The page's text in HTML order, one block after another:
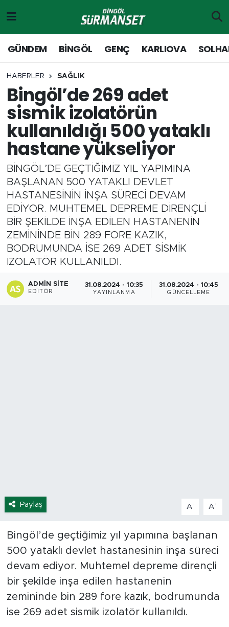
GÜNDEM BİNGÖL GENÇ KARLIOVA
HABERLER SAĞLIK
Bingöl’de 269 adet
sismik izolatörün
kullanıldığı 500 yataklı
hastane yükseliyor
BİNGÖL’DE GEÇTİĞİMİZ YIL YAPIMINA
BAŞLANAN 500 YATAKLI DEVLET
HASTANESİNİN İNŞA SÜRECİ DEVAM
EDİYOR. MUHTEMEL DEPREME DİRENÇLİ
BİR ŞEKİLDE İNŞA EDİLEN HASTANENİN
ZEMİNİNDE BİN 289 FORE KAZIK,
BODRUMUNDA İSE 269 ADET SİSMİK
İZOLATÖR KULLANILDI.
ADMIN SITE
EDITÖR
31.08.2024 - 10:35
YAYINLANMA
31.08.2024 - 10:45
GÜNCELLEME
Paylaş A- A+
Bingöl’de geçtiğimiz yıl yapımına başlanan
500 yataklı devlet hastanesinin inşa süreci
devam ediyor. Muhtemel depreme dirençli
bir şekilde inşa edilen hastanenin
zemininde bin 289 fore kazık, bodrumunda
ise 269 adet sismik izolatör kullanıldı.
Genç
Solhan
Karlıova
Adaklı-Kiğı
Yayladere-Yedisu
MD Prestij Dergisi
Siyaset
Spor
Merkez Hava Durumu
Merkez Trafik Yoğunluk Haritası
Süper Lig Puan Durumu ve Fikstür
Tüm Manşetler
Son Dakika Haberleri
Haber Arşivi